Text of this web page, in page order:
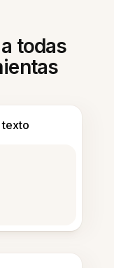
todas
texto